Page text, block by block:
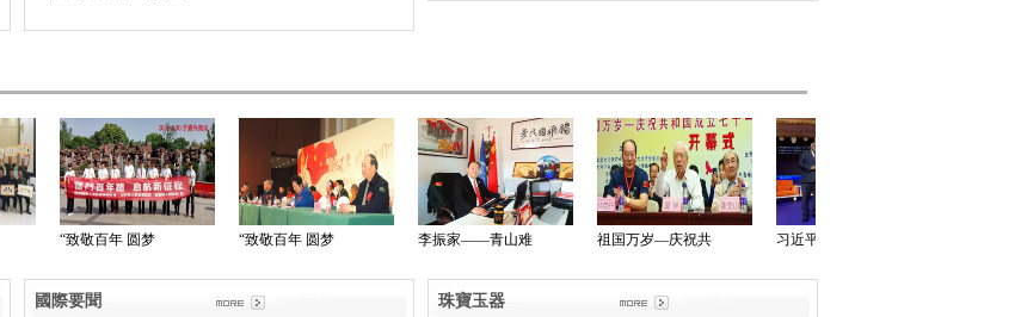
李振家——青山难 祖国万岁—庆祝共 习近平同美国总统 韩昊轩主席应邀到 《华人》杂志社与
國際要聞 珠寶玉器